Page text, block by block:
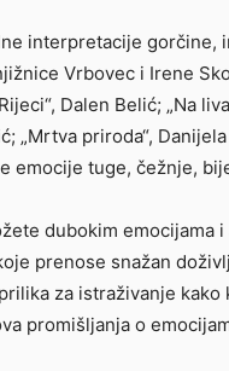
interpretacije
Vrbovec i Irene
Dalen Belić; „Na
„Mrtva priroda“,
emocije tuge, čežnje,
dubokim
prenose snažan
za istraživanje
promišljanja o